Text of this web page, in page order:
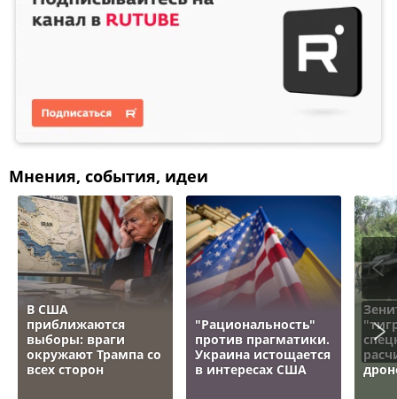
Мнения, события, идеи
В США
приближаются
выборы: враги
окружают Трампа со
всех сторон
"Рациональность"
против прагматики.
Украина истощается
в интересах США